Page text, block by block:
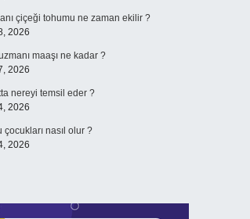
çiçeği tohumu ne zaman ekilir ?
2026
maaşı ne kadar ?
2026
nereyi temsil eder ?
2026
çocukları nasıl olur ?
2026